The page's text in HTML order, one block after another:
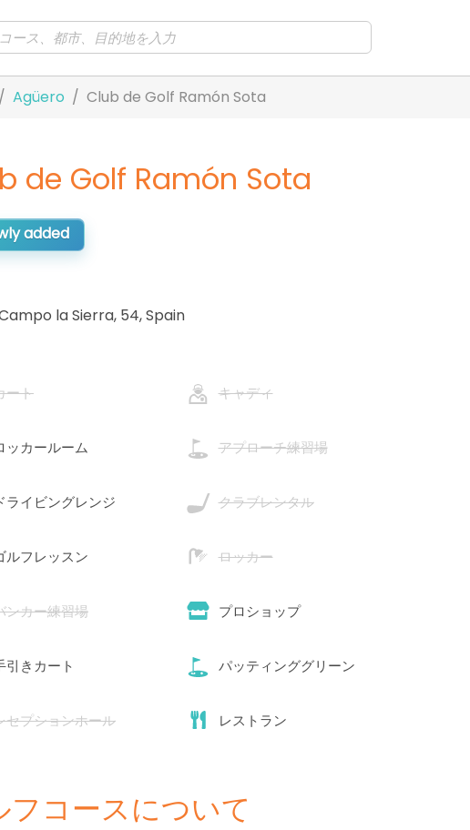
Agüero Club de Golf Ramón Sota
de Golf Ramón Sota
added
la Sierra, 54,Spain
ート キャディ
ッカールーム アプローチ練習場
ライビングレンジ クラブレンタル
ルフレッスン ロッカー
ンカー練習場 プロショップ
引きカート パッティンググリーン
セプションホール レストラン
フコースについて